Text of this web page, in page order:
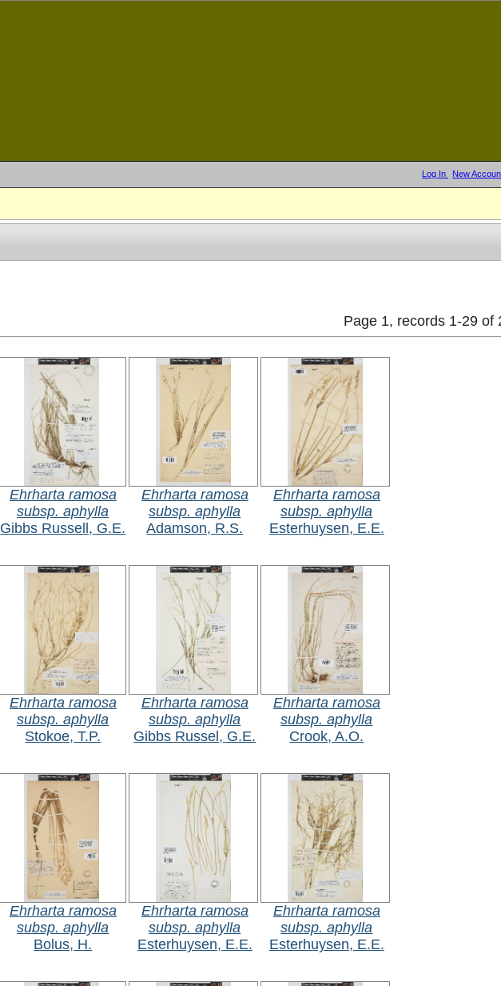
Log In New
Page 1, records 1-29 of
Ehrharta ramosa
subsp. aphylla
Gibbs Russell, G.E.
Ehrharta ramosa
subsp. aphylla
Adamson, R.S.
Ehrharta ramosa
subsp. aphylla
Esterhuysen, E.E.
Ehrharta ramosa
subsp. aphylla
Stokoe, T.P.
Ehrharta ramosa
subsp. aphylla
Gibbs Russel, G.E.
Ehrharta ramosa
subsp. aphylla
Crook, A.O.
Ehrharta ramosa
subsp. aphylla
Bolus, H.
Ehrharta ramosa
subsp. aphylla
Esterhuysen, E.E.
Ehrharta ramosa
subsp. aphylla
Esterhuysen, E.E.